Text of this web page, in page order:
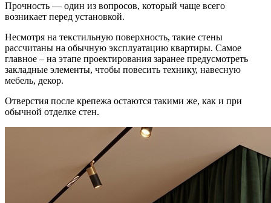
Прочность — один из вопросов, который чаще всего
возникает перед установкой.
Несмотря на текстильную поверхность, такие стены
рассчитаны на обычную эксплуатацию квартиры. Самое
главное – на этапе проектирования заранее предусмотреть
закладные элементы, чтобы повесить технику, навесную
мебель, декор.
Отверстия после крепежа остаются такими же, как и при
обычной отделке стен.